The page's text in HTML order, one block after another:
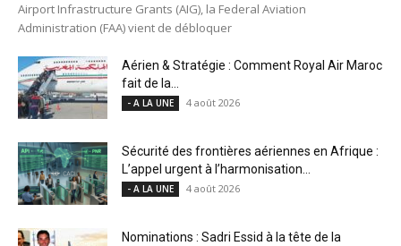
Airport Infrastructure Grants (AIG), la Federal Aviation
Administration (FAA) vient de débloquer
Aérien & Stratégie : Comment Royal Air Maroc
fait de la...
- A LA UNE 4 août 2026
Sécurité des frontières aériennes en Afrique :
L’appel urgent à l’harmonisation...
- A LA UNE 4 août 2026
Nominations : Sadri Essid à la tête de la